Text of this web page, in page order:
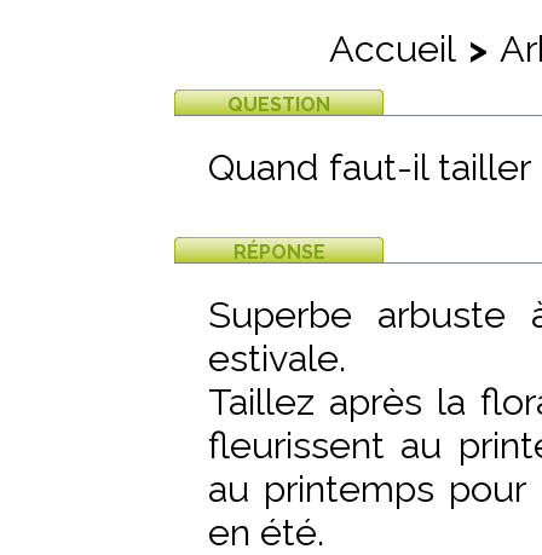
Accueil >
QUESTION
Quand faut-il tailler
RÉPONSE
Superbe arbuste
estivale.
Taillez après la
fleurissent au
au printemps
en été.